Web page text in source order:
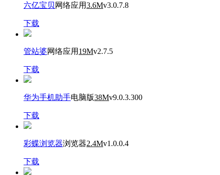
六亿宝贝 网络应用3.6Mv3.0.7.8
下载
管站婆网络应用 19Mv2.7.5
下载
华为手机助手电脑版38Mv9.0.3.300
下载
彩蝶浏览器浏览器2.4Mv1.0.0.4
下载